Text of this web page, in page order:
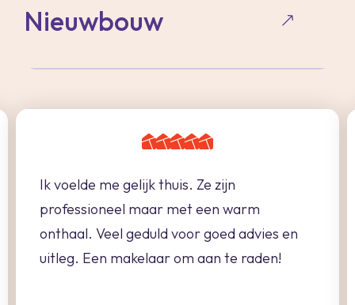
Nieuwbouw
Ik voelde me gelijk thuis. Ze zijn
professioneel maar met een warm
onthaal. Veel geduld voor goed advies en
uitleg. Een makelaar om aan te raden!